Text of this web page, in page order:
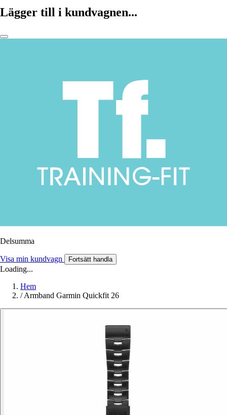
Lägger till i kundvagnen...
Delsumma
Visa min kundvagn Fortsätt handla
Loading...
Hem
/ Armband Garmin Quickfit 26